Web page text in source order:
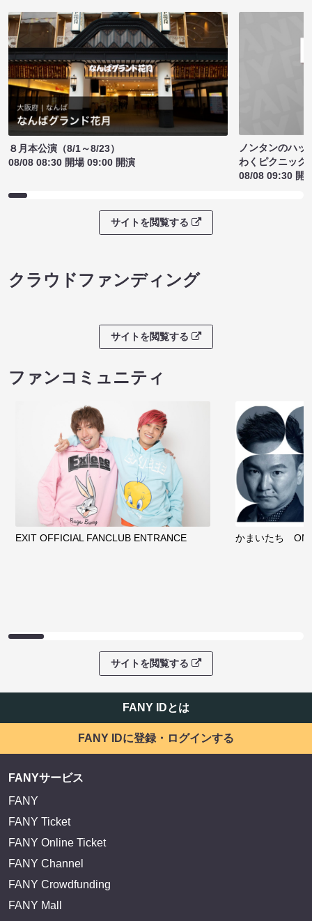
８月本公演（8/1～8/23）
08/08 08:30 開場 09:00 開演
ノンタンのハッ
わくピクニック
08/08 09:30 開
サイトを閲覧する
クラウドファンディング
サイトを閲覧する
ファンコミュニティ
EXIT OFFICIAL FANCLUB ENTRANCE かまいたち
サイトを閲覧する
FANY IDとは
FANY IDに登録・ログインする
FANYサービス
FANY
FANY Ticket
FANY Online Ticket
FANY Channel
FANY Crowdfunding
FANY Mall